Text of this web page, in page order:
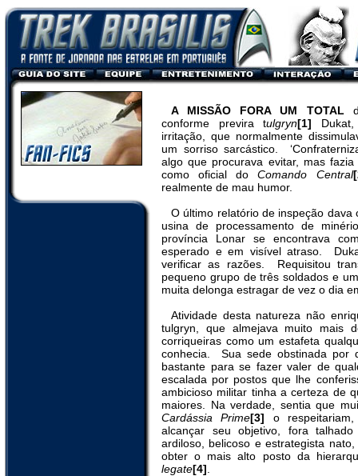
A MISSÃO FORA UM TOTAL
conforme previra tulgryn[1]
irritação, que normalmente
um sorriso sarcástico.
algo que procurava evitar, mas
como oficial doComando Central
realmente de mau humor.
O último relatório de inspeção dava
usina de processamento de
província Lonar se encontrava
esperado e em visível atraso.
verificar as razões.
Requisitou
pequeno grupo de três soldados e
muita delonga estragar de vez o dia
Atividade desta natureza não
tulgryn, que almejava muito mais
corriqueiras como um estafeta
conhecia.
Sua sede obstinada por
bastante para se fazer valer de
escalada por postos que lhe
ambicioso militar tinha a certeza de
maiores. Na verdade, sentia que
Cardássia Prime[3] o
alcançar seu objetivo, fora
ardiloso, belicoso e estrategista
obter o mais alto posto da
legate[4]